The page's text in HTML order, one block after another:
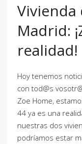
Vivienda
Madrid:
realidad!
Hoy tenemos
con tod@s
Zoe Home,
44 ya es una
nuestras dos
podríamos estar